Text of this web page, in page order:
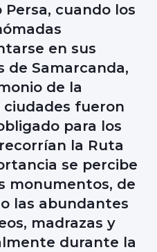
cuando los
en sus
de Samarcanda,
de la
ciudades fueron
para los
la Ruta
se percibe
monumentos, de
las abundantes
madrazas y
durante la